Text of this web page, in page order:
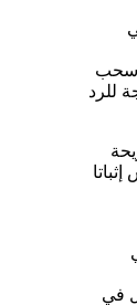
سحب
للرد
في